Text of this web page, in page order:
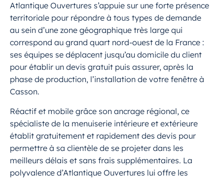
Atlantique Ouvertures s’appuie sur une forte présence
territoriale pour répondre à tous types de demande
au sein d’une zone géographique très large qui
correspond au grand quart nord-ouest de la France :
ses équipes se déplacent jusqu’au domicile du client
pour établir un devis gratuit puis assurer, après la
phase de production, l’installation de votre fenêtre à
Casson.
Réactif et mobile grâce son ancrage régional, ce
spécialiste de la menuiserie intérieure et extérieure
établit gratuitement et rapidement des devis pour
permettre à sa clientèle de se projeter dans les
meilleurs délais et sans frais supplémentaires. La
polyvalence d’Atlantique Ouvertures lui offre les